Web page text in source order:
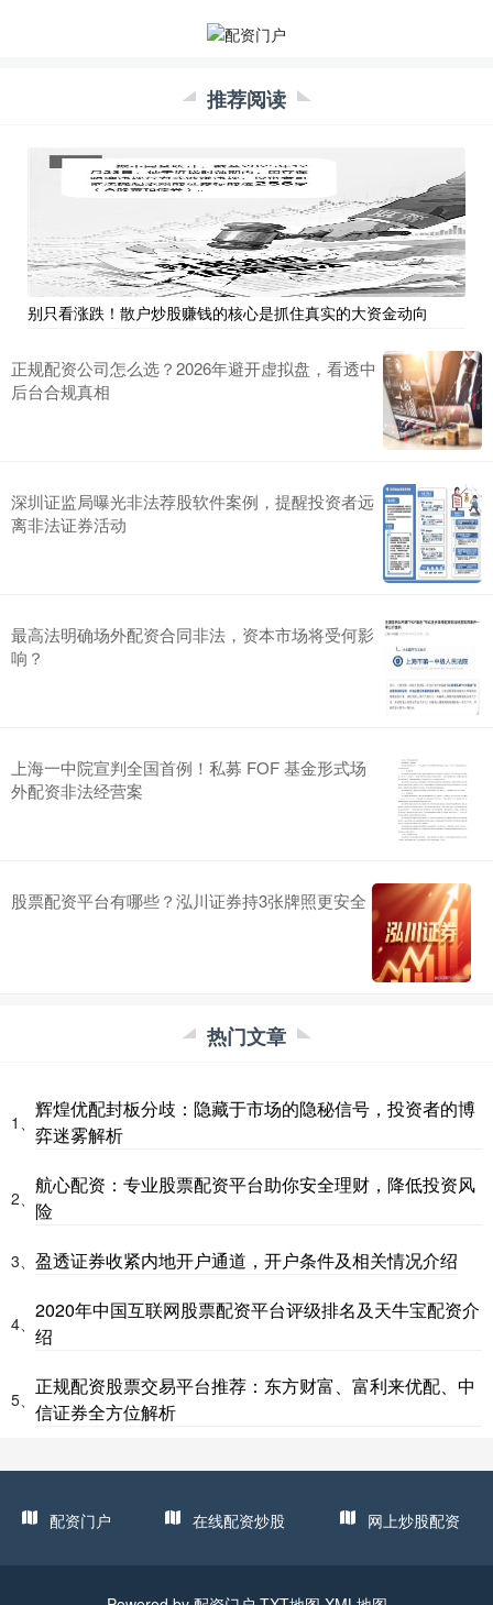
推荐阅读
别只看涨跌！散户炒股赚钱的核心是抓住真实的大资金动向
正规配资公司怎么选？2026年避开虚拟盘，看透中
后台合规真相
深圳证监局曝光非法荐股软件案例，提醒投资者远
离非法证券活动
最高法明确场外配资合同非法，资本市场将受何影
响？
上海一中院宣判全国首例！私募 FOF 基金形式场
外配资非法经营案
股票配资平台有哪些？泓川证券持3张牌照更安全
热门文章
1、
辉煌优配封板分歧：隐藏于市场的隐秘信号，投资者的博
弈迷雾解析
2、
航心配资：专业股票配资平台助你安全理财，降低投资风
险
3、 盈透证券收紧内地开户通道，开户条件及相关情况介绍
4、
2020年中国互联网股票配资平台评级排名及天牛宝配资介
绍
5、
正规配资股票交易平台推荐：东方财富、富利来优配、中
信证券全方位解析
配资门户 在线配资炒股 网上炒股配资